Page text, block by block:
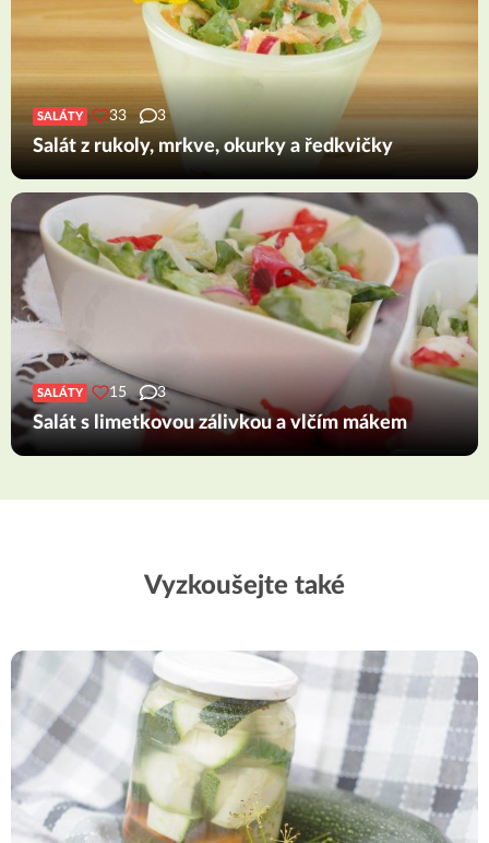
SALÁTY 33 3
Salát z rukoly, mrkve, okurky a ředkvičky
SALÁTY 15 3
Salát s limetkovou zálivkou a vlčím mákem
Vyzkoušejte také